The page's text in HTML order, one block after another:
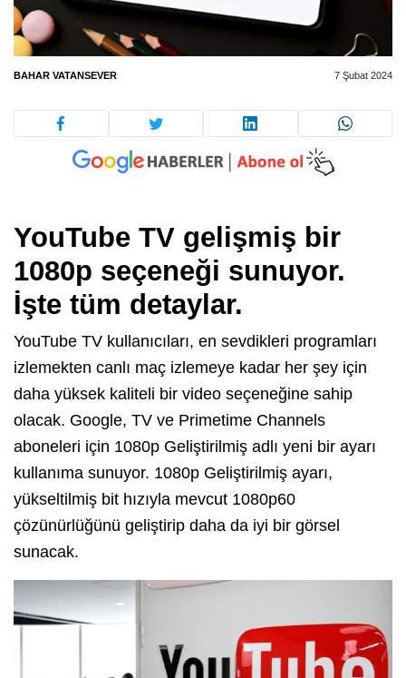
BAHAR VATANSEVER 7 Şubat 2024
YouTube TV gelişmiş bir
1080p seçeneği sunuyor.
İşte tüm detaylar.
YouTube TV kullanıcıları, en sevdikleri programları
izlemekten canlı maç izlemeye kadar her şey için
daha yüksek kaliteli bir video seçeneğine sahip
olacak. Google, TV ve Primetime Channels
aboneleri için 1080p Geliştirilmiş adlı yeni bir ayarı
kullanıma sunuyor. 1080p Geliştirilmiş ayarı,
yükseltilmiş bit hızıyla mevcut 1080p60
çözünürlüğünü geliştirip daha da iyi bir görsel
sunacak.